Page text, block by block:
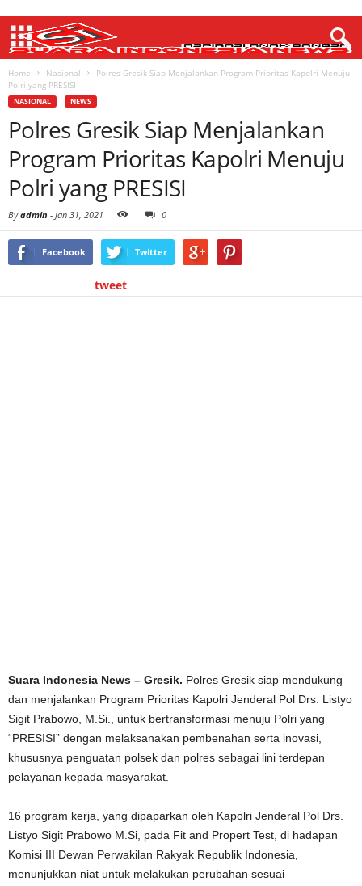
Home Nasional
Polres Gresik Siap Menjalankan Program Prioritas Kapolri Menuju
Polri yang PRESISI
NASIONAL NEWS
Polres Gresik Siap Menjalankan
Program Prioritas Kapolri Menuju
Polri yang PRESISI
Byadmin - Jan 31, 2021 0
Facebook Twitter
tweet
Suara Indonesia News – Gresik. Polres Gresik siap mendukung
dan menjalankan Program Prioritas Kapolri Jenderal Pol Drs. Listyo
Sigit Prabowo, M.Si., untuk bertransformasi menuju Polri yang
“PRESISI” dengan melaksanakan pembenahan serta inovasi,
khususnya penguatan polsek dan polres sebagai lini terdepan
pelayanan kepada masyarakat.
16 program kerja, yang dipaparkan oleh Kapolri Jenderal Pol Drs.
Listyo Sigit Prabowo M.Si, pada Fit and Propert Test, di hadapan
Komisi III Dewan Perwakilan Rakyak Republik Indonesia,
menunjukkan niat untuk melakukan perubahan sesuai